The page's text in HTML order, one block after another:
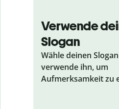
Verwende
Slogan
Wähle deinen
verwende ihn, um
Aufmerksamkeit zu